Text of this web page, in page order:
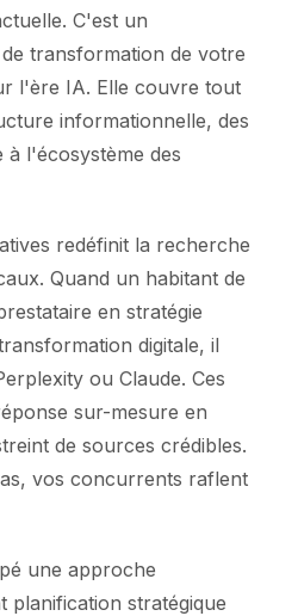
C'est un
transformation de votre
l'ère IA. Elle couvre tout
informationnelle, des
à l'écosystème des
redéfinit la recherche
Quand un habitant de
en stratégie
digitale, il
ou Claude. Ces
sur-mesure en
de sources crédibles.
vos concurrents raflent
une approche
planification stratégique